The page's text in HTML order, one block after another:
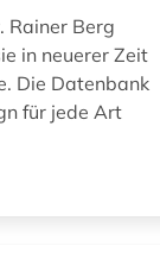
Rainer Berg
in neuerer Zeit
Die Datenbank
für jede Art